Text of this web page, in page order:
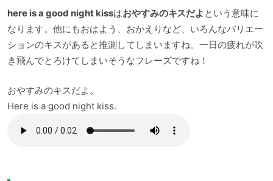
here is a good night kissはおやすみのキスだよ という意味に
なります。他にもおはよう、おかえりなど、いろんなバリエー
ションのキスがあると推測してしまいますね。一日の疲れが吹
き飛んでとろけてしまいそうなフレーズですね！
おやすみのキスだよ。
Here is a good night kiss.